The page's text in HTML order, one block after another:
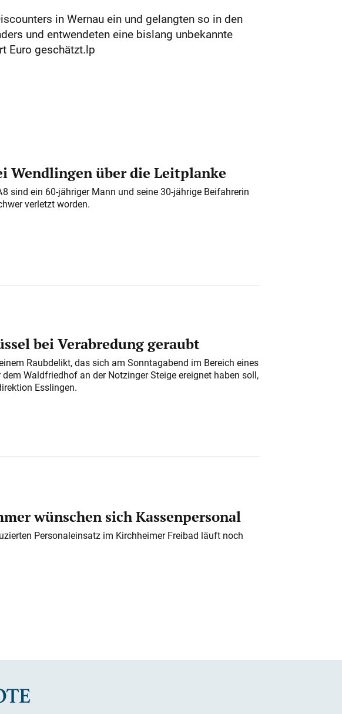
in Wernau ein und gelangten so in den
und entwendeten eine bislang unbekannte
Euro geschätzt.lp
Wendlingen über die Leitplanke
sind ein 60-jähriger Mann und seine 30-jährige Beifahrerin
verletzt worden.
bei Verabredung geraubt
Raubdelikt, das sich am Sonntagabend im Bereich eines
Waldfriedhof an der Notzinger Steige ereignet haben soll,
Esslingen.
wünschen sich Kassenpersonal
Personaleinsatz im Kirchheimer Freibad läuft noch